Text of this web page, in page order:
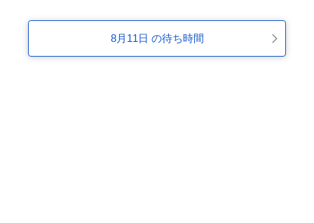
8月11日 の待ち時間